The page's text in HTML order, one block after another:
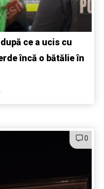
ce a ucis cu
încă o bătălie în
0